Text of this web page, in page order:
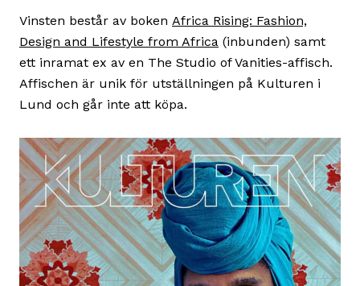
Vinsten består av boken Africa Rising: Fashion,
Design and Lifestyle from Africa (inbunden) samt
ett inramat ex av en The Studio of Vanities-affisch.
Affischen är unik för utställningen på Kulturen i
Lund och går inte att köpa.